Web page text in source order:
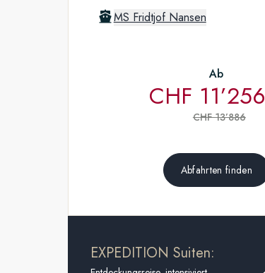
MS Fridtjof Nansen
Ab
CHF 11’256
CHF 13’886
Abfahrten finden
EXPEDITION Suiten: